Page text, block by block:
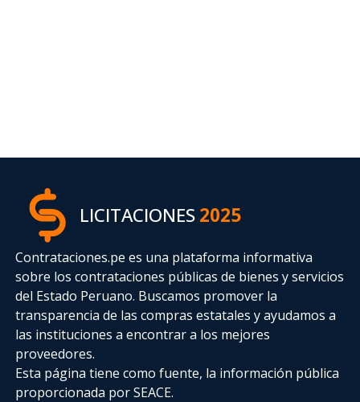
LICITACIONES2025
Contrataciones.pe es una plataforma informativa
sobre los contrataciones públicas de bienes y servicios
del Estado Peruano. Buscamos promover la
transparencia de las compras estatalesy ayudamos a
las instituciones a encontrar a los mejores
proveedores.
Esta página tiene como fuente, la información pública
proporcionada por SEACE.